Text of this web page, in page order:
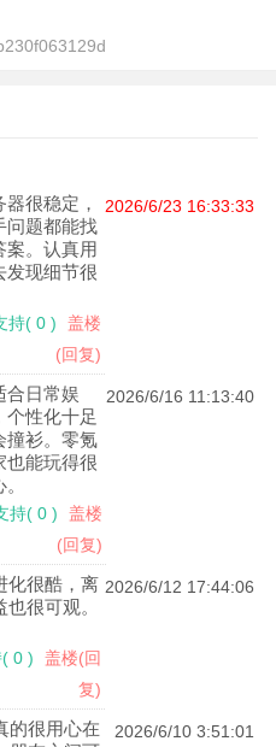
感觉就是在海洋世界里面！
，我们选择喜欢的模式进行游
2026/6/23 16:33:33
器很稳定，
问题都能找
案。认真用
发现细节很
持( 0 )
盖楼
(回复)
2026/6/16 11:13:40
合日常娱
个性化十足
撞衫。零氪
也能玩得很
持( 0 )
盖楼
(回复)
2026/6/12 17:44:06
化很酷，离
也很可观。
( 0 )
盖楼(回
复)
2026/6/10 3:51:01
的很用心在